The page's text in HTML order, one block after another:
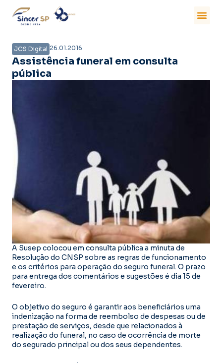
JCS Digital 26.01.2016
Assistência funeral em consulta
pública
A Susep colocou em consulta pública a minuta de
Resolução do CNSP sobre as regras de funcionamento
e os critérios para operação do seguro funeral. O prazo
para entrega dos comentários e sugestões é dia 15 de
fevereiro.
O objetivo do seguro é garantir aos beneficiários uma
indenização na forma de reembolso de despesas ou de
prestação de serviços, desde que relacionados à
realização do funeral, no caso de ocorrência de morte
do segurado principal ou dos seus dependentes.